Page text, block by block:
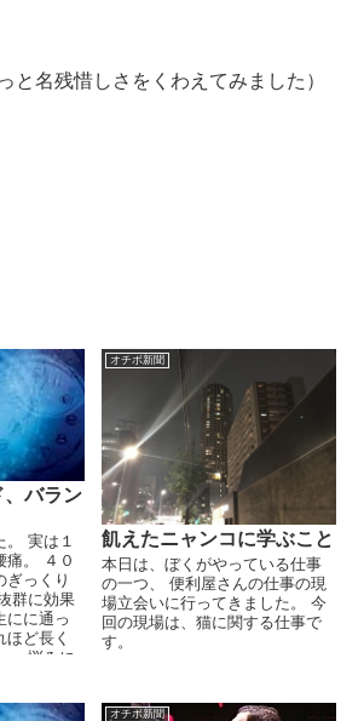
と名残惜しさをくわえてみました）
、バラン
実は１
痛。 ４０
ぎっくり
群に効果
にに通っ
ど長く
。 悩みに
オチボ新聞
飢えたニャンコに学ぶこと
本日は、ぼくがやっている仕事
の一つ、 便利屋さんの仕事の現
場立会いに行ってきました。 今
回の現場は、猫に関する仕事で
す。
オチボ新聞